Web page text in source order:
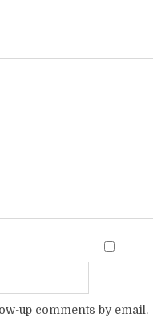
up comments by email.